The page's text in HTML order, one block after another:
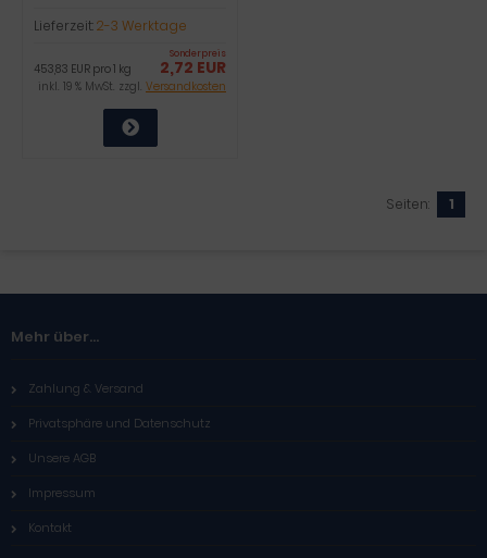
Lieferzeit:2-3 Werktage
Sonderpreis
2,72 EUR
453,83 EUR pro 1 kg
inkl. 19 % MwSt. zzgl. Versandkosten
Seiten: 1
Mehr über...
Zahlung & Versand
Privatsphäre und Datenschutz
Unsere AGB
Impressum
Kontakt